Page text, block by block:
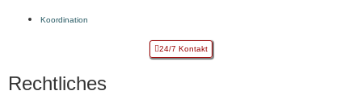
Koordination
24/7 Kontakt
Rechtliches